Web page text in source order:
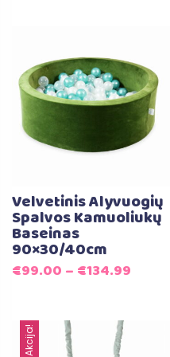
Velvetinis Alyvuogių
Spalvos Kamuoliukų
Baseinas
90×30/40cm
€99.00 – €134.99
Akcija!